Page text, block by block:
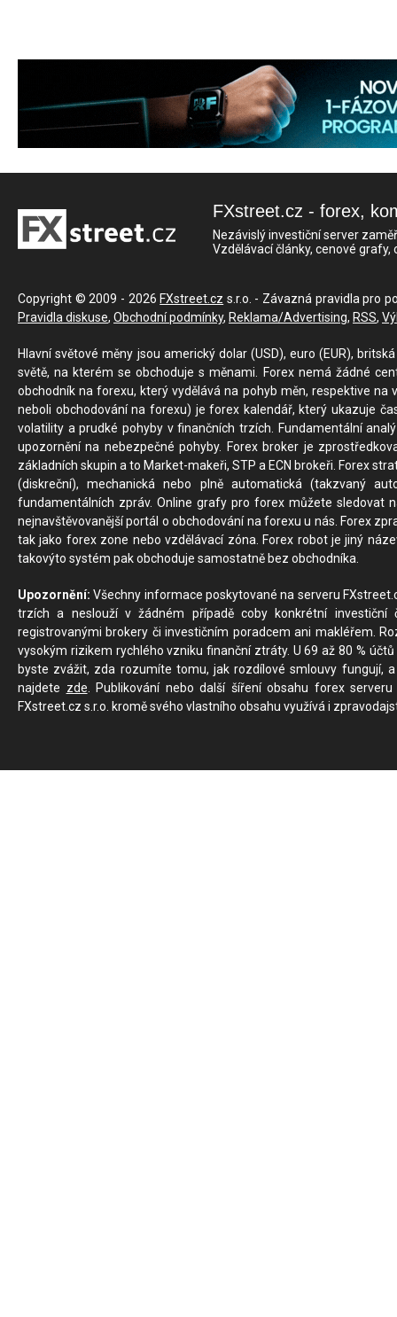
FXstreet.cz - forex,
Nezávislý investiční server
Vzdělávací články, cenové
Copyright © 2009 - 2026 FXstreet.cz s.r.o. - Závazná pravidla pro
Pravidla diskuse, Obchodní podmínky, Reklama/Advertising, RSS,
Hlavní světové měny jsou americký dolar (USD), euro (EUR),
světě, na kterém se obchoduje s měnami. Forex nemá žádné
obchodník na forexu, který vydělává na pohyb měn, respektive
neboli obchodování na forexu) je forex kalendář, který ukazuje
volatility a prudké pohyby v finančních trzích. Fundamentální
upozornění na nebezpečné pohyby. Forex broker je
základních skupin a to Market-makeři, STP a ECN brokeři. Forex
(diskreční), mechanická nebo plně automatická (takzvaný
fundamentálních zpráv. Online grafy pro forex můžete sledovat
nejnavštěvovanější portál o obchodování na forexu u nás. Forex
tak jako forex zone nebo vzdělávací zóna. Forex robot je jiný
takovýto systém pak obchoduje samostatně bez obchodníka.
Upozornění: Všechny informace poskytované na serveru
trzích a neslouží v žádném případě coby konkrétní investiční
registrovanými brokery či investičním poradcem ani makléřem.
vysokým rizikem rychlého vzniku finanční ztráty. U 69 až 80 %
byste zvážit, zda rozumíte tomu, jak rozdílové smlouvy fungují,
najdete zde. Publikování nebo další šíření obsahu forex
FXstreet.cz s.r.o. kromě svého vlastního obsahu využívá i